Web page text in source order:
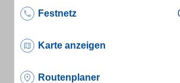
Festnetz
Karte anzeigen
Routenplaner